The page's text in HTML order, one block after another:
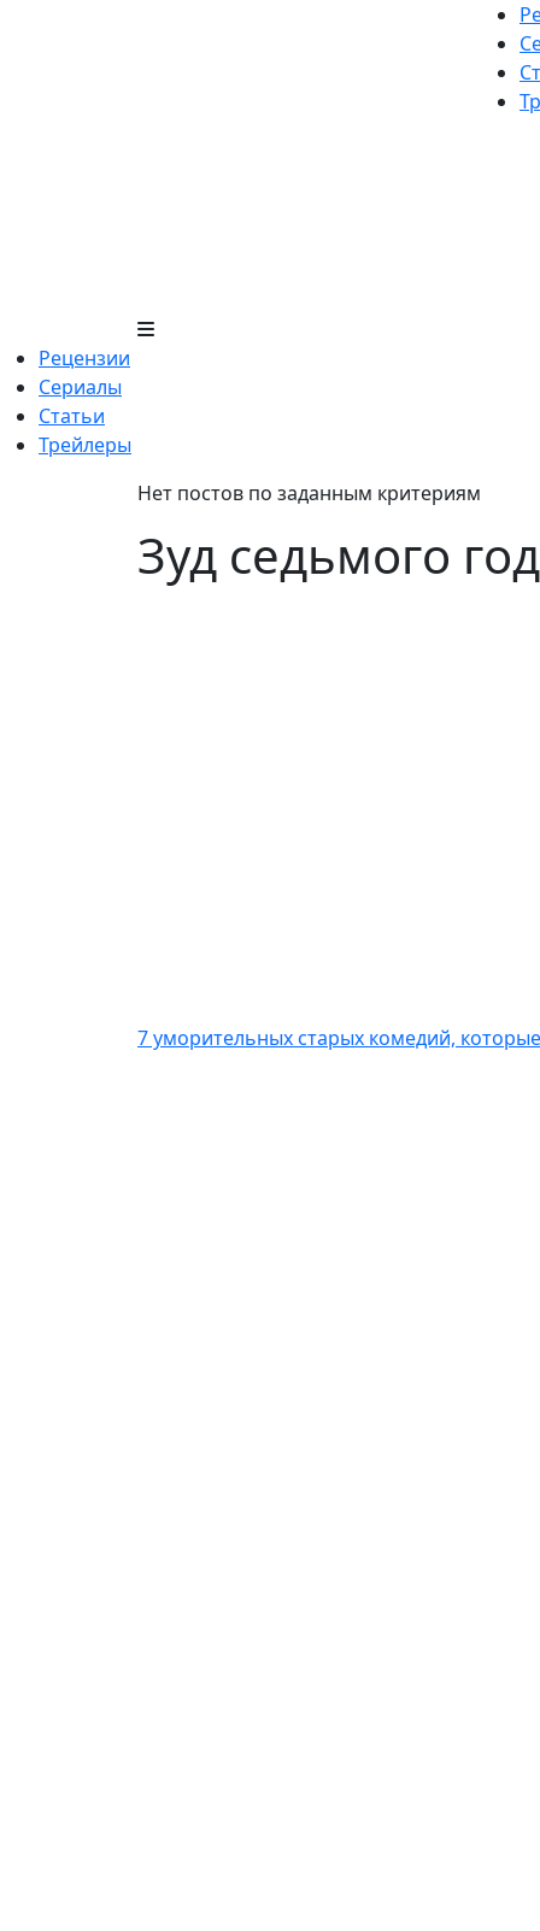
Рецензии
Сериалы
Статьи
Трейлеры
Нет постов по заданным критериям
Зуд седьмого
7 уморительных старых комедий, которые